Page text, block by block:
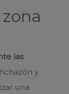
las
y
una